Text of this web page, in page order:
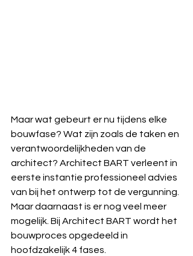
Maar wat gebeurt er nu tijdens elke
bouwfase? Wat zijn zoals de taken en
verantwoordelijkheden van de
architect? Architect BART verleent in
eerste instantie professioneel advies
van bij het ontwerp tot de vergunning.
Maar daarnaast is er nog veel meer
mogelijk. Bij Architect BART wordt het
bouwproces opgedeeld in
hoofdzakelijk 4 fases.